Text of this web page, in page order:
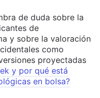
de duda sobre la
de
y sobre la valoración
como
proyectadas
y por qué está
en bolsa?